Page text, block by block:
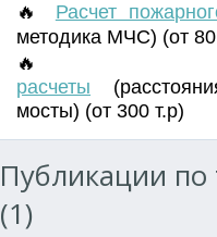
🔥 Расчет
методика МЧС) (от 80
расчеты (
мосты) (от 300 т.р)
Публикации
(1)